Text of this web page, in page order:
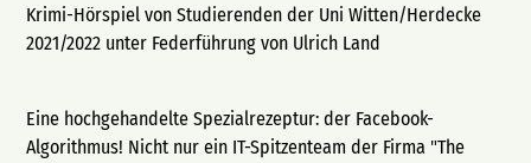
Krimi-Hörspiel von Studierenden der Uni Witten/Herdecke
2021/2022 unter Federführung von Ulrich Land
Eine hochgehandelte Spezialrezeptur: der Facebook-
Algorithmus! Nicht nur ein IT-Spitzenteam der Firma "The